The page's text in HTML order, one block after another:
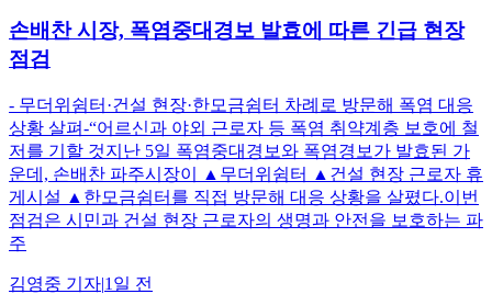
손배찬 시장, 폭염중대경보 발효에 따른 긴급 현장
점검
- 무더위쉼터·건설 현장·한모금쉼터 차례로 방문해 폭염 대응
상황 살펴-“어르신과 야외 근로자 등 폭염 취약계층 보호에 철
저를 기할 것지난 5일 폭염중대경보와 폭염경보가 발효된 가
운데, 손배찬 파주시장이 ▲무더위쉼터 ▲건설 현장 근로자 휴
게시설 ▲한모금쉼터를 직접 방문해 대응 상황을 살폈다.이번
점검은 시민과 건설 현장 근로자의 생명과 안전을 보호하는 파
주
김영중 기자|1일 전